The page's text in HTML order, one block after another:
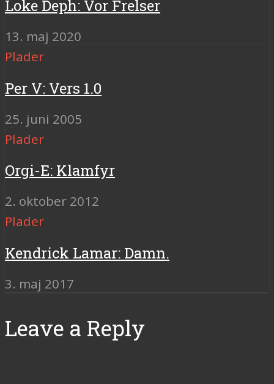
Loke Deph: Vor Frelser
13. maj 2020
Plader
Per V: Vers 1.0
25. juni 2005
Plader
Orgi-E: Klamfyr
2. oktober 2012
Plader
Kendrick Lamar: Damn.
3. maj 2017
Leave a Reply